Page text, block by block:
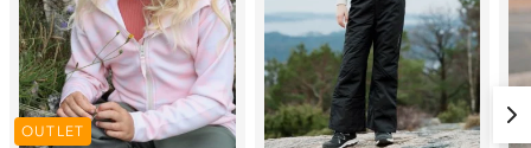
OUTLET